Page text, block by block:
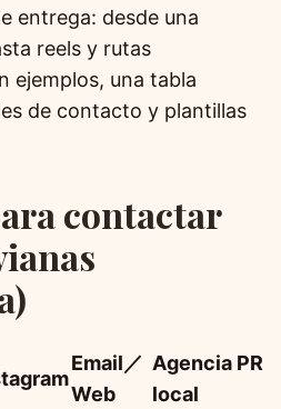
entrega: desde una
reels y rutas
ejemplos, una tabla
de contacto y plantillas
contactar
Email／
Web
Agencia PR
local